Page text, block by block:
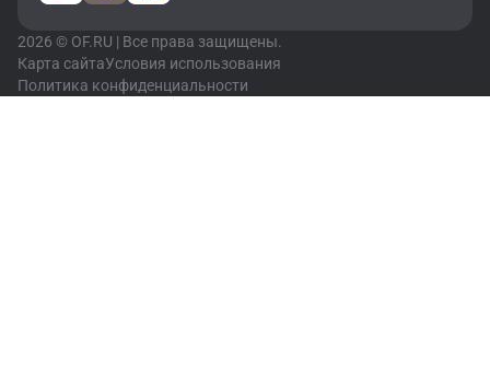
2026 © OF.RU | Все права защищены.
Карта сайтаУсловия использования
Политика конфиденциальности